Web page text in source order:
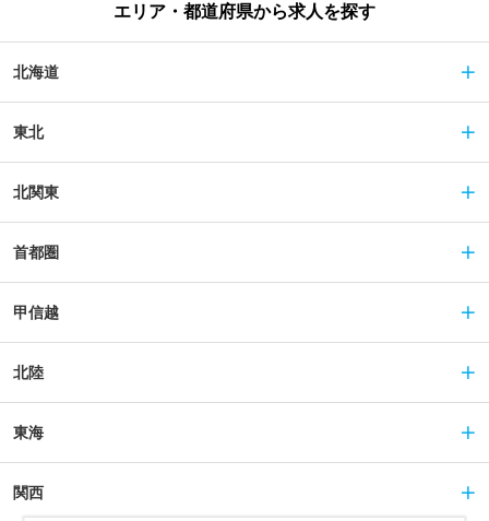
エリア・都道府県から求人を探す
北海道
東北
北関東
首都圏
甲信越
北陸
東海
関西